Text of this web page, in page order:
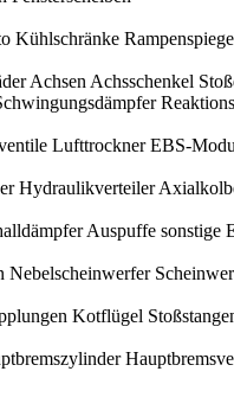
Kühlschränke
Achsen Achsschenkel
Lufttrockner EBS-
Hydraulikverteiler
Auspuffe sonstige
Nebelscheinwerfer
Kotflügel